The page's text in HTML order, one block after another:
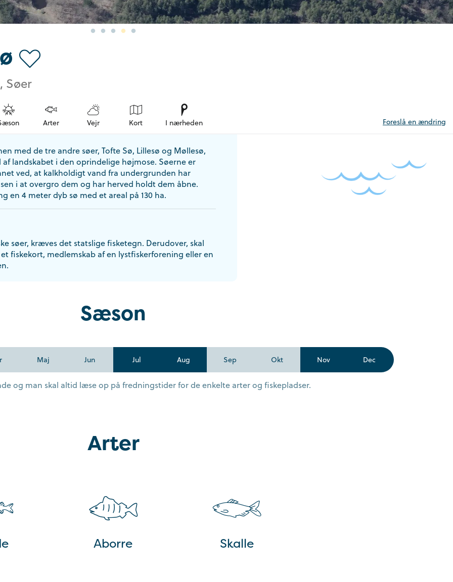
Søer
Arter Vejr Kort I nærheden Foreslå en ændring
med de tre andre søer, Tofte Sø, Lillesø og Møllesø,
landskabet i den oprindelige højmose. Søerne er
ved, at kalkholdigt vand fra undergrunden har
i at overgro dem og har herved holdt dem åbne.
en 4 meter dyb sø med et areal på 130 ha.
søer, kræves det statslige fisketegn. Derudover, skal
fiskekort, medlemskab af en lystfiskerforening eller en
Sæson
Maj Jun Jul Aug Sep Okt Nov Dec
og man skal altid læse op på fredningstider for de enkelte arter og fiskepladser.
Arter
Aborre Skalle